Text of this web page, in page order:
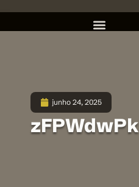
junho 24, 2025
zFPWdwPk